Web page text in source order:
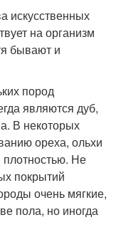
искусственных
на организм
бывают и
пород
являются дуб,
В некоторых
ореха, ольхи
Не
покрытий
очень мягкие,
пола, но иногда